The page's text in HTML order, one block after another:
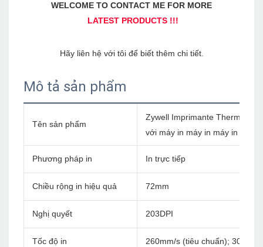
Mô tả sản phẩm
Tên sản phẩm
Zywell Imprimante Thermique
với máy in máy in máy in
Phương pháp in In trực tiếp
Chiều rộng in hiệu quả 72mm
Nghị quyết 203DPI
Tốc độ in 260mm/s (tiêu chuẩn);